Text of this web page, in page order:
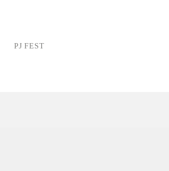
PJ FEST